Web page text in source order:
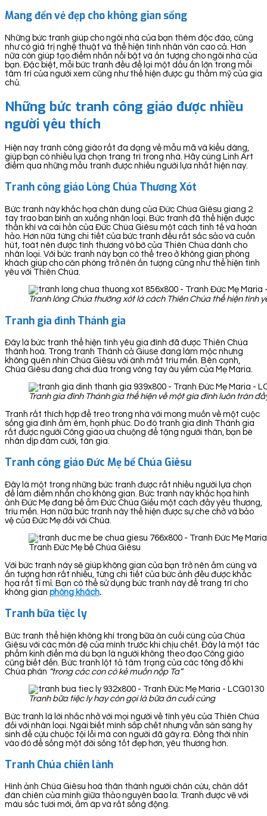
Mang đến vẻ đẹp cho không gian sống
Những bức tranh giúp cho ngôi nhà của bạn thêm độc đáo, cũng
như có giá trị nghệ thuật và thể hiện tính nhân văn cao cả. Hơn
nữa còn giúp tạo điểm nhấn nổi bật và ấn tượng cho ngôi nhà của
bạn. Đặc biệt, mỗi bức tranh đều để lại một dấu ấn lớn trong mỗi
tâm trí của người xem cũng như thể hiện được gu thẩm mỹ của gia
chủ.
Những bức tranh công giáo được nhiều
người yêu thích
Hiện nay tranh công giáo rất đa dạng về mẫu mã và kiểu dáng,
giúp bạn có nhiều lựa chọn trang trí trong nhà. Hãy cùng Linh Art
điểm qua những mẫu tranh được nhiều người lựa nhất hiện nay.
Tranh công giáo Lòng Chúa Thương Xót
Bức tranh này khắc họa chân dung của Đức Chúa Giêsu giang 2
tay trao ban bình an xuống nhân loại. Bức tranh đã thể hiện được
thần khí và cái hồn của Đức Chúa Giêsu một cách tinh tế và hoàn
hảo. Hơn nữa từng chi tiết của bức tranh đều rất sắc sảo và cuốn
hút, toát nên được tình thương vô bờ của Thiên Chúa dành cho
nhân loại. Với bức tranh này bạn có thể treo ở không gian phòng
khách giúp cho căn phòng trở nên ấn tượng cũng như thể hiện tình
yêu với Thiên Chúa.
Tranh lòng Chúa thường xót là cách Thiên Chúa thể hiện tình
Tranh gia đình Thánh gia
Đây là bức tranh thể hiện tình yêu gia đình đã được Thiên Chúa
thánh hoá. Trong tranh Thánh cả Giuse đang làm mộc nhưng
không quên nhìn Chúa Giêsu với ánh mắt trìu mến. Bên cạnh,
Chúa Giêsu đang chơi đùa trong vòng tay âu yếm của Mẹ Maria.
Tranh gia đình Thánh gia thể hiện về một gia đình luôn tràn
Tranh rất thích hợp để treo trong nhà với mong muốn về một cuộc
sống gia đình ấm êm, hạnh phúc. Do đó tranh gia đình Thánh gia
rất được người Công giáo ưa chuộng để tặng người thân, bạn bè
nhân dịp đám cưới, tân gia.
Tranh công giáo Đức Mẹ bế Chúa Giêsu
Đây là một trong những bức tranh được rất nhiều người lựa chọn
để làm điểm nhấn cho không gian. Bức tranh này khắc họa hình
ảnh Đức Mẹ đang bế ẵm Đức Chúa Giếu một cách đầy yêu thương,
trìu mến. Hơn nữa bức tranh này thể hiện được sự che chở và bảo
vệ của Đức Mẹ đối với Chúa.
Tranh Đức Mẹ bế Chúa Giêsu
Với bức tranh này sẽ giúp không gian của bạn trở nên ấm cúng và
ấn tượng hơn rất nhiều, từng chi tiết của bức ảnh đều được khắc
họa rất tỉ mỉ. Bạn có thể sử dụng bức tranh này để trang trí cho
không gian phòng khách.
Tranh bữa tiệc ly
Bức tranh thể hiện không khí trong bữa ăn cuối cùng của Chúa
Giêsu với các môn đệ của mình trước khi chịu chết. Đây là một tác
phẩm kinh điển mà dù bạn là người không theo đạo Công giáo
cũng biết đến. Bức tranh lột tả tâm trạng của các tông đồ khi
Chúa phán “trong các con có kẻ muốn nộp Ta”
Tranh bữa tiệc ly hay còn gọi là bữa ăn cuối cùng
Bức tranh là lời nhắc nhở với mọi người về tình yêu của Thiên Chúa
đối với nhân loại. Ngài biết mình sắp chết nhưng vẫn săn sàng hy
sinh để cứu chuộc tội lỗi mà con người đã gây ra. Đồng thời nhìn
vào đó để sống một đời sống tốt đẹp hơn, yêu thương hơn.
Tranh Chúa chiên lành
Hình ảnh Chúa Giêsu hoá thân thành người chăn cừu, chăn dắt
đàn chiên của mình giữa thảo nguyên bao la. Tranh được vẽ với
màu sắc tươi mới, ấm áp và rất sống động.